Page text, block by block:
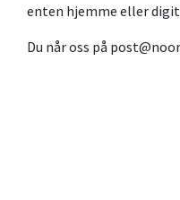
enten hjemme eller
Du når oss på